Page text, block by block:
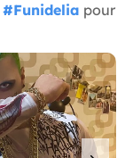
#Funidelia pour